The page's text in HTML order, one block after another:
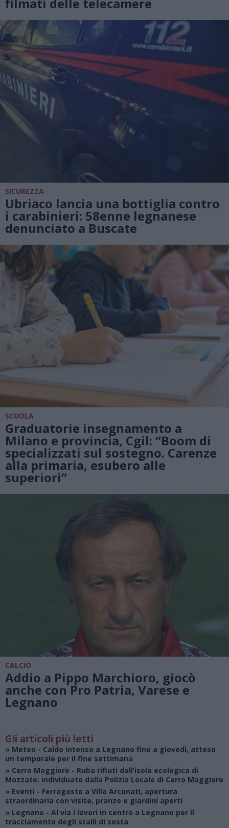
SICUREZZA
Ubriaco lancia una bottiglia contro
i carabinieri: 58enne legnanese
denunciato a Buscate
SCUOLA
Graduatorie insegnamento a
Milano e provincia, Cgil: “Boom di
specializzati sul sostegno. Carenze
alla primaria, esubero alle
superiori”
CALCIO
Addio a Pippo Marchioro, giocò
anche con Pro Patria, Varese e
Legnano
Gli articoli più letti
» Meteo - Caldo intenso a Legnano fino a giovedì, atteso
un temporale per il fine settimana
» Cerro Maggiore - Ruba rifiuti dall’isola ecologica di
Mozzate: individuato dalla Polizia Locale di Cerro Maggiore
» Eventi - Ferragosto a Villa Arconati, apertura
straordinaria con visite, pranzo e giardini aperti
» Legnano - Al via i lavori in centro a Legnano per il
tracciamento degli stalli di sosta